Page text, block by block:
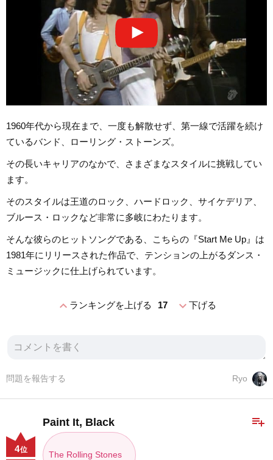
1960年代から現在まで、一度も解散せず、第一線で活躍を続け
ているバンド、ローリング・ストーンズ。
その長いキャリアのなかで、さまざまなスタイルに挑戦してい
ます。
そのスタイルは王道のロック、ハードロック、サイケデリア、
ブルース・ロックなど非常に多岐にわたります。
そんな彼らのヒットソングである、こちらの『Start Me Up』は
1981年にリリースされた作品で、テンションの上がるダンス・
ミュージックに仕上げられています。
expand_lessランキングを上げる 17 expand_more下げる
Ryo
問題を報告する
playlist_add
Paint It, Black
The Rolling Stones
4位